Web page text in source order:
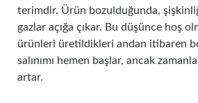
terimdir. Ürün bozulduğunda,
gazlar açığa çıkar. Bu düşünce hoş
ürünleri üretildikleri andan itibaren
salınımı hemen başlar, ancak
artar.